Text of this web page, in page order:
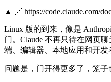
▲ 🔗 https://code.claude.com/
Linux 版的到来，像是
门。Claude 不再只待在网页
端、编辑器、本地应用和开发
问题是，门开得更多了，笼子